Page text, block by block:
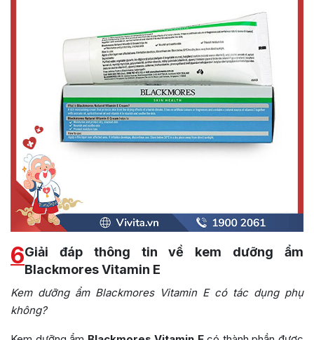
6Giải đáp thông tin về kem dưỡng ẩm
Blackmores Vitamin E
Kem dưỡng ẩm Blackmores Vitamin E có tác dụng phụ
không?